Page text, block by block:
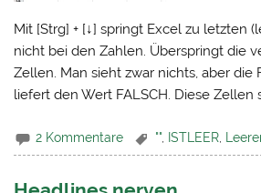
Mit [Strg] + [↓] springt Excel zu letzten
nicht bei den Zahlen. Überspringt die
Zellen. Man sieht zwar nichts, aber die
liefert den Wert FALSCH. Diese Zellen
2 Kommentare "", ISTLEER